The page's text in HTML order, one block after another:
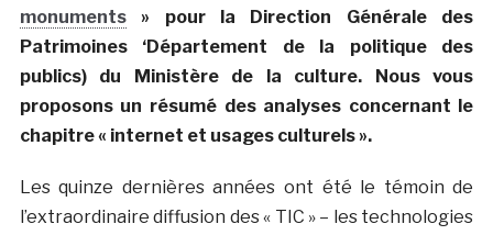
monuments» pour la Direction Générale des
Patrimoines ‘Département de la politique des
publics) du Ministère de la culture. Nous vous
proposons un résumé des analyses concernant le
chapitre « internet et usages culturels ».
Les quinze dernières années ont été le témoin de
l’extraordinaire diffusion des « TIC » – les technologies